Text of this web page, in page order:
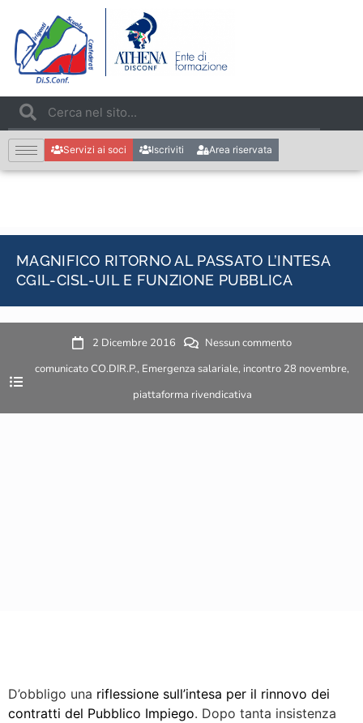
Servizi ai soci Iscriviti Area riservata
MAGNIFICO RITORNO AL PASSATO L’INTESA
CGIL-CISL-UIL E FUNZIONE PUBBLICA
2 Dicembre 2016
Nessun commento
comunicato CO.DIR.P., Emergenza salariale, incontro 28 novembre,
piattaforma rivendicativa
D’obbligo una riflessione sull’intesa per il rinnovo dei
contratti del Pubblico Impiego. Dopo tanta insistenza